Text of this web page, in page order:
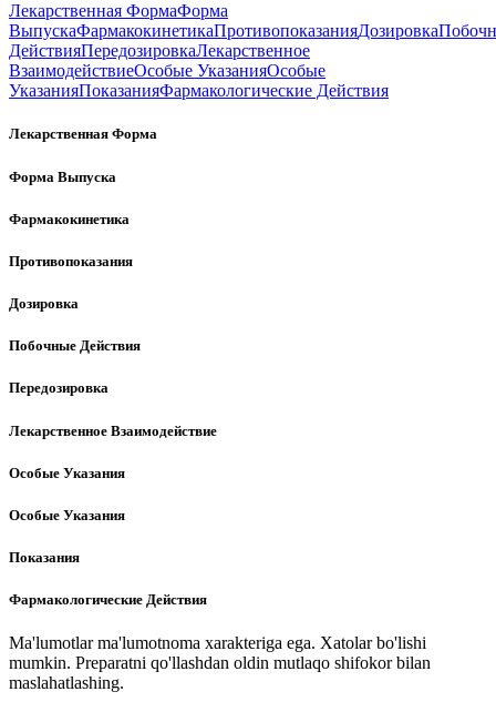
Лекарственная ФормаФорма
ВыпускаФармакокинетикаПротивопоказанияДозировка
ДействияПередозировкаЛекарственное
ВзаимодействиеОсобые УказанияОсобые
УказанияПоказанияФармакологические Действия
Лекарственная Форма
Форма Выпуска
Фармакокинетика
Противопоказания
Дозировка
Побочные Действия
Передозировка
Лекарственное Взаимодействие
Особые Указания
Особые Указания
Показания
Фармакологические Действия
Ma'lumotlar ma'lumotnoma xarakteriga ega. Xatolar bo'lishi
mumkin. Preparatni qo'llashdan oldin mutlaqo shifokor bilan
maslahatlashing.